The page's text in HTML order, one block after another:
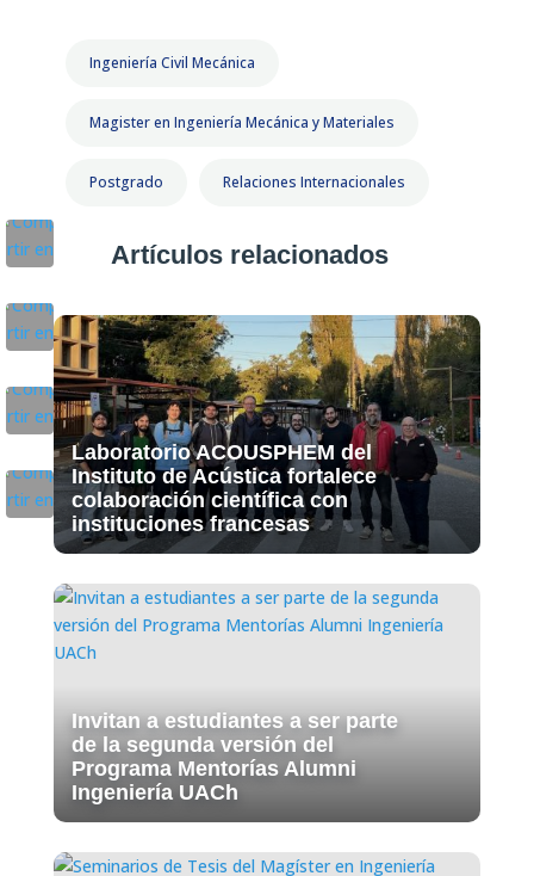
Ingeniería Civil Mecánica
Magister en Ingeniería Mecánica y Materiales
Postgrado Relaciones Internacionales
Artículos relacionados
Laboratorio ACOUSPHEM del
Instituto de Acústica fortalece
colaboración científica con
instituciones francesas
Invitan a estudiantes a ser parte
de la segunda versión del
Programa Mentorías Alumni
Ingeniería UACh